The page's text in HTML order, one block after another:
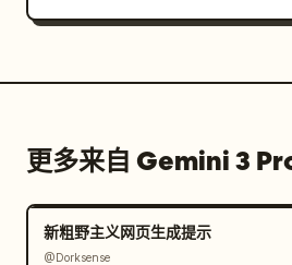
更多来自 Gemini 3
新粗野主义网页生成提示
@Dorksense